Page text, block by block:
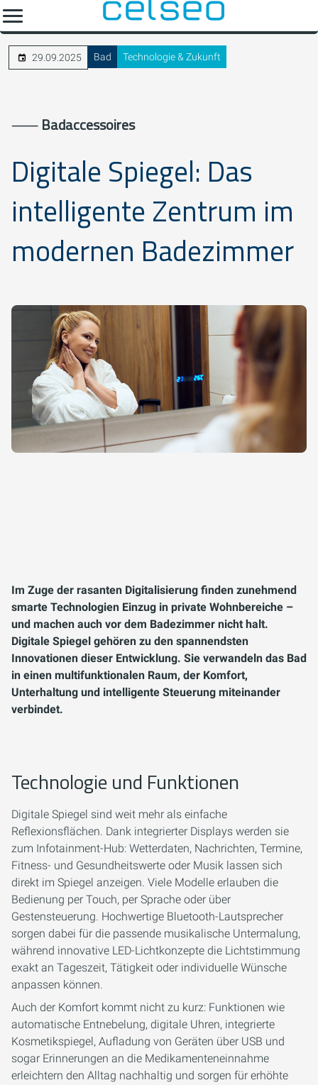
29.09.2025 Bad Technologie & Zukunft
⸺Badaccessoires
Digitale Spiegel: Das
intelligente Zentrum im
modernen Badezimmer
Im Zuge der rasanten Digitalisierung finden zunehmend
smarte Technologien Einzug in private Wohnbereiche –
und machen auch vor dem Badezimmer nicht halt.
Digitale Spiegel gehören zu den spannendsten
Innovationen dieser Entwicklung. Sie verwandeln das Bad
in einen multifunktionalen Raum, der Komfort,
Unterhaltung und intelligente Steuerung miteinander
verbindet.
Technologie und Funktionen
Digitale Spiegel sind weit mehr als einfache
Reflexionsflächen. Dank integrierter Displays werden sie
zum Infotainment-Hub: Wetterdaten, Nachrichten, Termine,
Fitness- und Gesundheitswerte oder Musik lassen sich
direkt im Spiegel anzeigen. Viele Modelle erlauben die
Bedienung per Touch, per Sprache oder über
Gestensteuerung. Hochwertige Bluetooth-Lautsprecher
sorgen dabei für die passende musikalische Untermalung,
während innovative LED-Lichtkonzepte die Lichtstimmung
exakt an Tageszeit, Tätigkeit oder individuelle Wünsche
anpassen können.
Auch der Komfort kommt nicht zu kurz: Funktionen wie
automatische Entnebelung, digitale Uhren, integrierte
Kosmetikspiegel, Aufladung von Geräten über USB und
sogar Erinnerungen an die Medikamenteneinnahme
erleichtern den Alltag nachhaltig und sorgen für erhöhte